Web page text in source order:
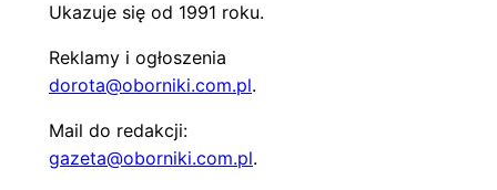
Ukazuje się od 1991 roku.
Reklamy i ogłoszenia
dorota@oborniki.com.pl.
Mail do redakcji:
gazeta@oborniki.com.pl.